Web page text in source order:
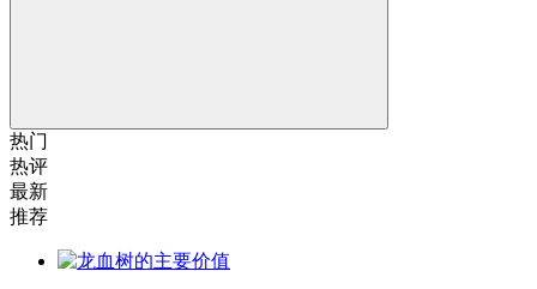
热门
热评
最新
推荐